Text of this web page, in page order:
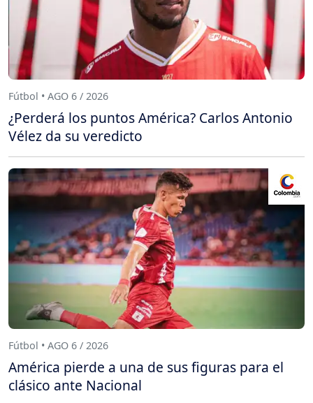
Fútbol • AGO 6 / 2026
¿Perderá los puntos América? Carlos Antonio
Vélez da su veredicto
Fútbol • AGO 6 / 2026
América pierde a una de sus figuras para el
clásico ante Nacional